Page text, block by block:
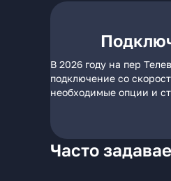
В 2026 году на пер
подключение со
необходимые опции и
Часто